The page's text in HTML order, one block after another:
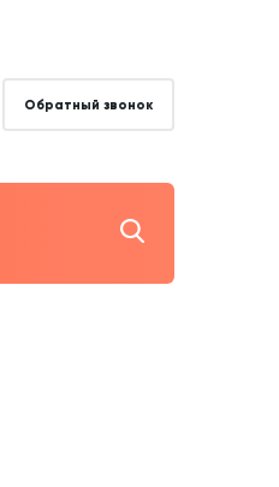
Обратный звонок